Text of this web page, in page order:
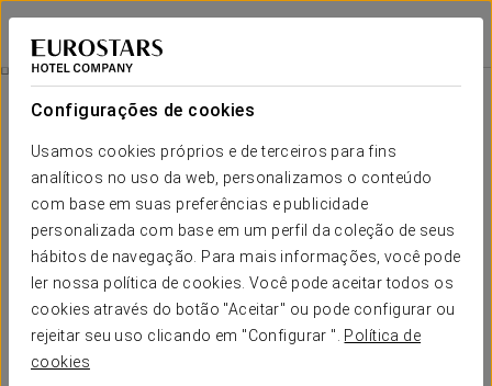
Configurações de cookies
Usamos cookies próprios e de terceiros para fins
analíticos no uso da web, personalizamos o conteúdo
com base em suas preferências e publicidade
personalizada com base em um perfil da coleção de seus
hábitos de navegação. Para mais informações, você pode
ler nossa política de cookies. Você pode aceitar todos os
cookies através do botão "Aceitar" ou pode configurar ou
rejeitar seu uso clicando em "Configurar ". Política de
cookies
Claridge Hotel
BUENOS AIRES
Passeio Pela Cidade
45 USD + IVA
Passeio pela cidade